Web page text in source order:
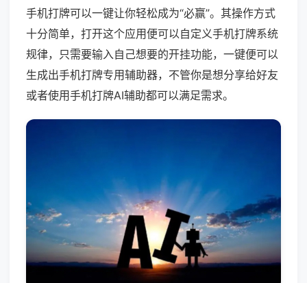
手机打牌可以一键让你轻松成为“必赢”。其操作方式
十分简单，打开这个应用便可以自定义手机打牌系统
规律，只需要输入自己想要的开挂功能，一键便可以
生成出手机打牌专用辅助器，不管你是想分享给好友
或者使用手机打牌AI辅助都可以满足需求。